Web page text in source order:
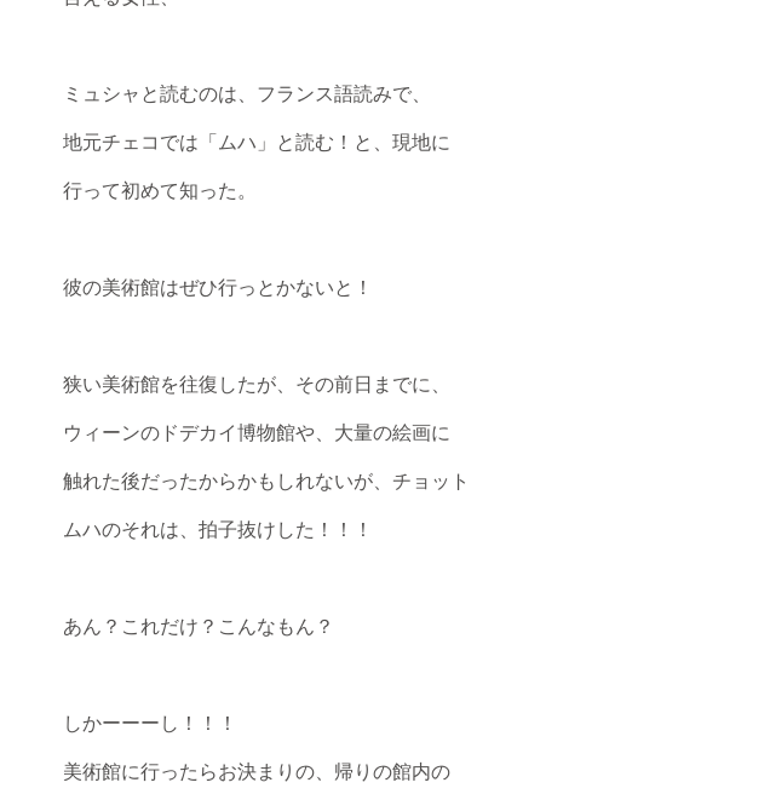
ミュシャと読むのは、フランス語読みで、
地元チェコでは「ムハ」と読む！と、現地に
行って初めて知った。
彼の美術館はぜひ行っとかないと！
狭い美術館を往復したが、その前日までに、
ウィーンのドデカイ博物館や、大量の絵画に
触れた後だったからかもしれないが、チョット
ムハのそれは、拍子抜けした！！！
あん？これだけ？こんなもん？
しかーーーし！！！
美術館に行ったらお決まりの、帰りの館内の